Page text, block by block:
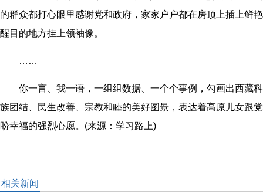
的群众都打心眼里感谢党和政府，家家户户都在房顶上插上鲜
醒目的地方挂上领袖像。
……
你一言、我一语，一组组数据、一个个事例，勾画出西藏
族团结、民生改善、宗教和睦的美好图景，表达着高原儿女跟
盼幸福的强烈心愿。(来源：学习路上)
相关新闻